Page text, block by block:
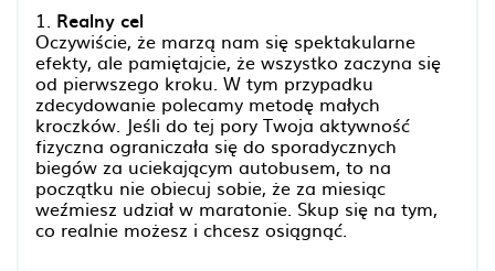
1. Realny cel
Oczywiście, że marzą nam się spektakularne
efekty, ale pamiętajcie, że wszystko zaczyna się
od pierwszego kroku. W tym przypadku
zdecydowanie polecamy metodę małych
kroczków. Jeśli do tej pory Twoja aktywność
fizyczna ograniczała się do sporadycznych
biegów za uciekającym autobusem, to na
początku nie obiecuj sobie, że za miesiąc
weźmiesz udział w maratonie. Skup się na tym,
co realnie możesz i chcesz osiągnąć.